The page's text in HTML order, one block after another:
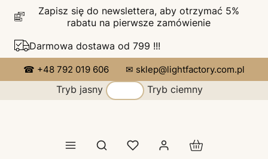
Zapisz się do newslettera, aby otrzymać 5%
rabatu na pierwsze zamówienie
Darmowa dostawa od 799 !!!
☎ +48 792 019 606 ✉ sklep@lightfactory.com.pl
Tryb jasny Tryb ciemny
Otwórz wyszukiwarkę Produkty w